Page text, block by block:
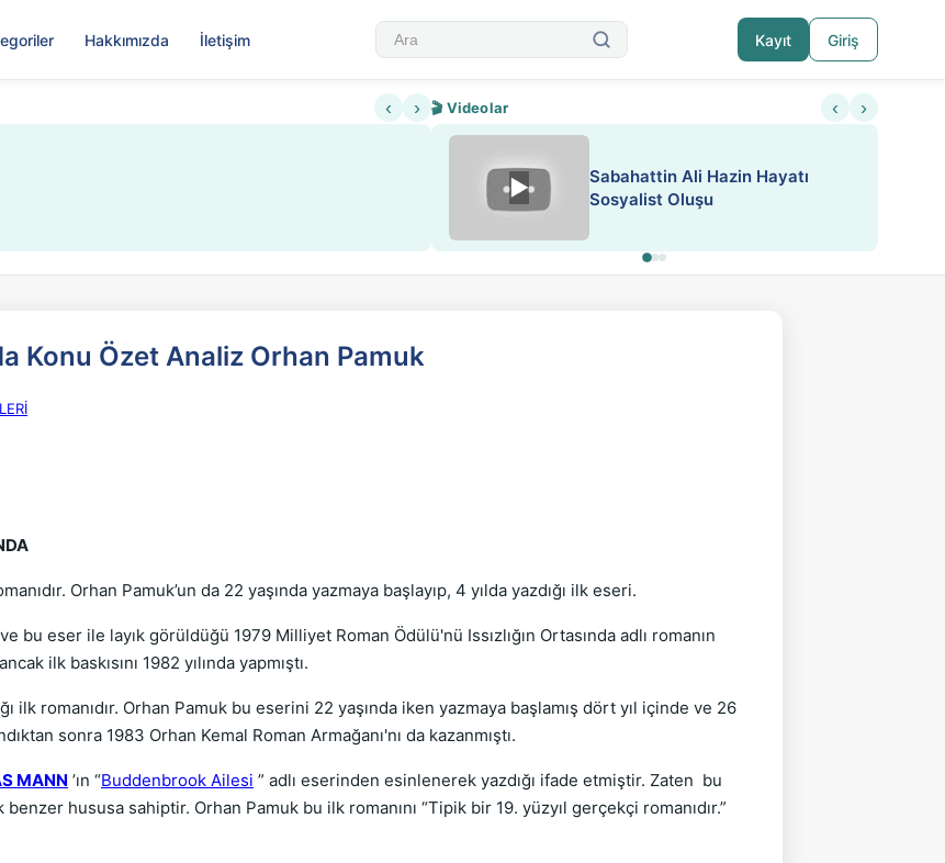
Hakkımızda İletişim Kayıt Giriş
‹ ›
getirildi ESA 'da Sen de Paylaş
🎬 Videolar ‹ ›
▶
ATEŞ YAKMAK KONU ÖZET J.
LONDON
Konu Özet Analiz Orhan Pamuk
Orhan Pamuk’un da 22 yaşında yazmaya başlayıp, 4 yılda yazdığı ilk eseri.
bu eser ile layık görüldüğü 1979 Milliyet Roman Ödülü'nü Issızlığın Ortasında adlı romanın
ilk baskısını 1982 yılında yapmıştı.
ilk romanıdır. Orhan Pamuk bu eserini 22 yaşında iken yazmaya başlamış dört yıl içinde ve 26
sonra 1983 Orhan Kemal Roman Armağanı'nı da kazanmıştı.
MANN ’ın “Buddenbrook Ailesi ” adlı eserinden esinlenerek yazdığı ifade etmiştir. Zaten bu
hususa sahiptir. Orhan Pamuk bu ilk romanını “Tipik bir 19. yüzyıl gerçekçi romanıdır.”